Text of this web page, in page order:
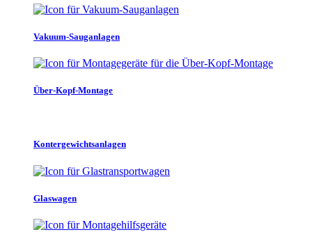
Vakuum-Sauganlagen
Über-Kopf-Montage
Kontergewichtsanlagen
Glaswagen